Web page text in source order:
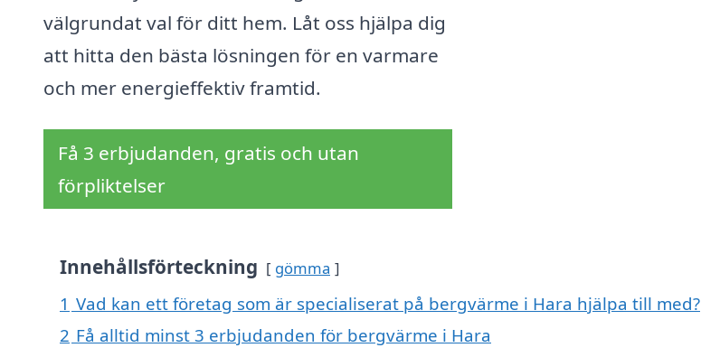
välgrundat val för ditt hem. Låt oss hjälpa dig
att hitta den bästa lösningen för en varmare
och mer energieffektiv framtid.
Få 3 erbjudanden, gratis och utan
förpliktelser
Innehållsförteckning gömma
1 Vad kan ett företag som är specialiserat på bergvärme i Hara hjälpa till med?
2 Få alltid minst 3 erbjudanden för bergvärme i Hara